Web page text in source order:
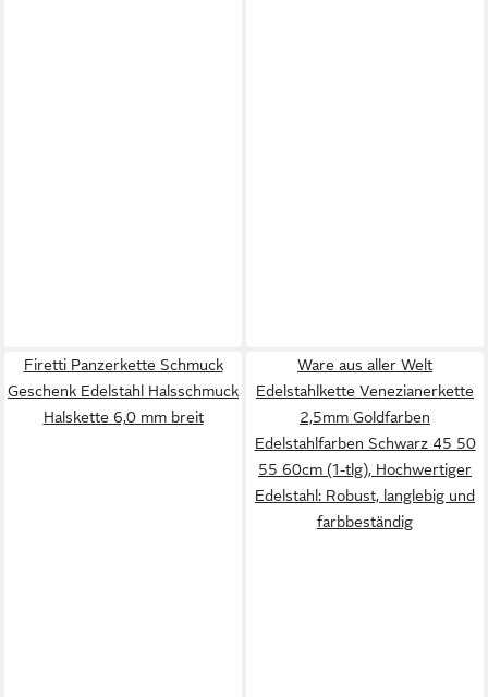
Firetti Panzerkette Schmuck
Geschenk Edelstahl Halsschmuck
Halskette 6,0 mm breit
Ware aus aller Welt
Edelstahlkette Venezianerkette
2,5mm Goldfarben
Edelstahlfarben Schwarz 45 50
55 60cm (1-tlg), Hochwertiger
Edelstahl: Robust, langlebig und
farbbeständig